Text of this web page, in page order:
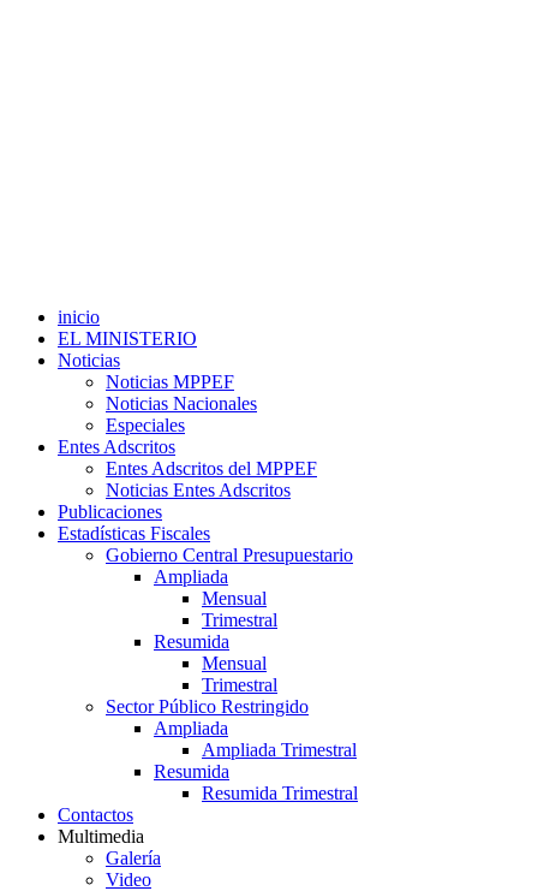
inicio
EL MINISTERIO
Noticias
Noticias MPPEF
Noticias Nacionales
Especiales
Entes Adscritos
Entes Adscritos del MPPEF
Noticias Entes Adscritos
Publicaciones
Estadísticas Fiscales
Gobierno Central Presupuestario
Ampliada
Mensual
Trimestral
Resumida
Mensual
Trimestral
Sector Público Restringido
Ampliada
Ampliada Trimestral
Resumida
Resumida Trimestral
Contactos
Multimedia
Galería
Video